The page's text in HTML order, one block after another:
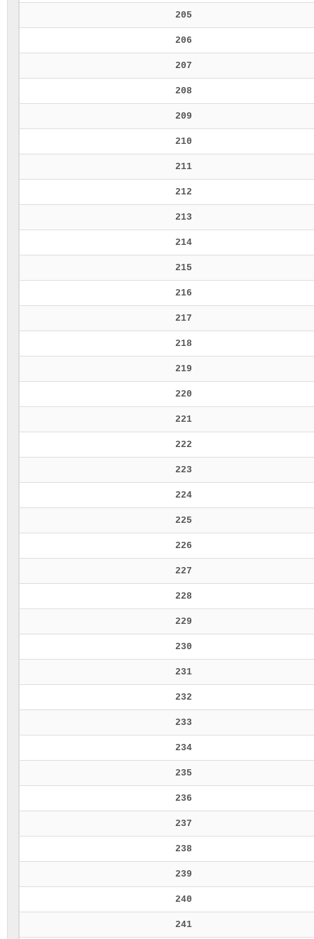
205
206
207
208
209
210
211
212
213
214
215
216
217
218
219
220
221
222
223
224
225
226
227
228
229
230
231
232
233
234
235
236
237
238
239
240
241